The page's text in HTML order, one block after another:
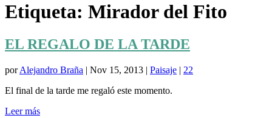
Etiqueta: Mirador del Fito
EL REGALO DE LA TARDE
porAlejandro Braña | Nov 15, 2013 | Paisaje | 22
El final de la tarde me regaló este momento.
Leer más